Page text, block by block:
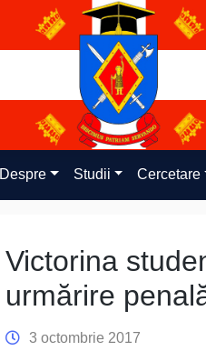
Despre Studii Cercetare
Victorina
urmărire
3 octombrie 2017